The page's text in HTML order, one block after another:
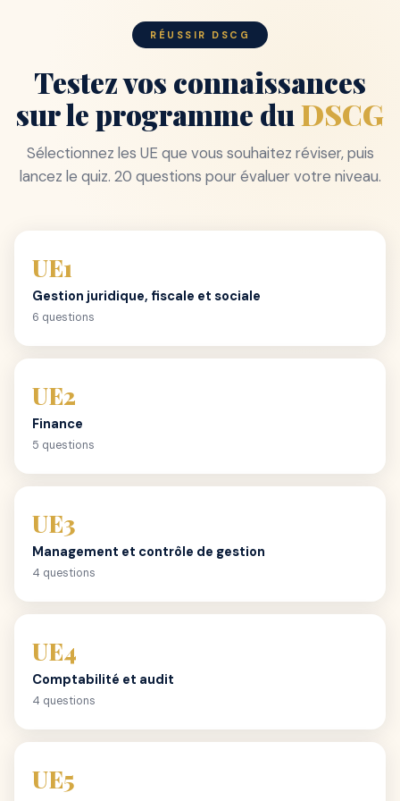
RÉUSSIR DSCG
Testez vos connaissances
sur le programme duDSCG
Sélectionnez les UE que vous souhaitez réviser, puis
lancez le quiz. 20 questions pour évaluer votre niveau.
UE1
Gestion juridique, fiscale et sociale
6 questions
UE2
Finance
5 questions
UE3
Management et contrôle de gestion
4 questions
UE4
Comptabilité et audit
4 questions
UE5